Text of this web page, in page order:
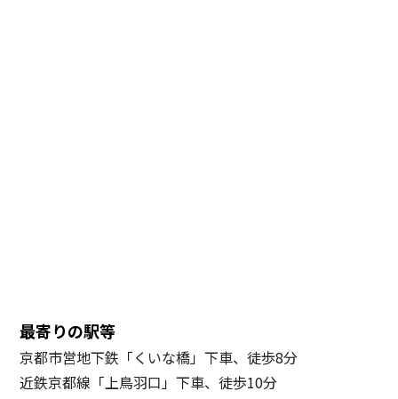
最寄りの駅等
京都市営地下鉄「くいな橋」下車、徒歩8分
近鉄京都線「上鳥羽口」下車、徒歩10分